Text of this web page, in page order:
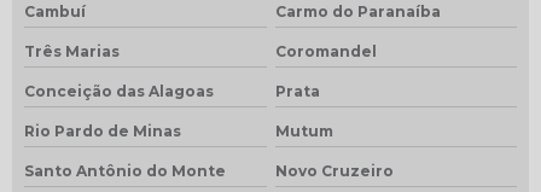
Cambuí Carmo do Paranaíba
Três Marias Coromandel
Conceição das Alagoas Prata
Rio Pardo de Minas Mutum
Santo Antônio do Monte Novo Cruzeiro